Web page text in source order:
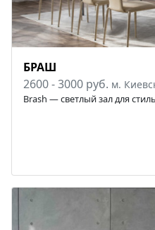
БРАШ
2600 - 3000 руб. м.
Brash — светлый зал для